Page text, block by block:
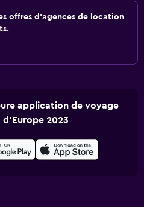
offres d'agences de location
application de voyage
d'Europe 2023